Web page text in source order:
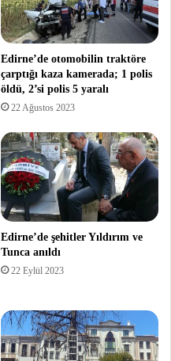
Edirne’de otomobilin traktöre
çarptığı kaza kamerada; 1 polis
öldü, 2’si polis 5 yaralı
22 Ağustos 2023
Edirne’de şehitler Yıldırım ve
Tunca anıldı
22 Eylül 2023